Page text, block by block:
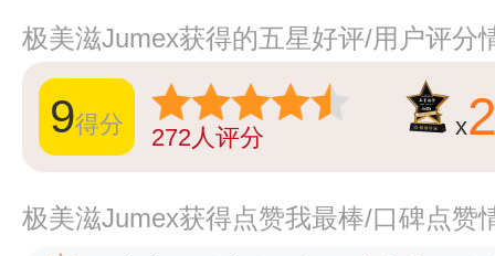
极美滋Jumex获得的五星好评/用户评分
9得分 272 人评分 x
极美滋Jumex获得点赞我最棒/口碑点赞